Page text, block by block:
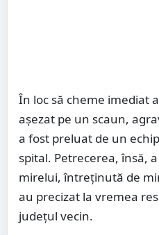
În loc să cheme imediat
așezat pe un scaun,
a fost preluat de un
spital. Petrecerea, însă,
mirelui, întreținută de
au precizat la vremea
județul vecin.